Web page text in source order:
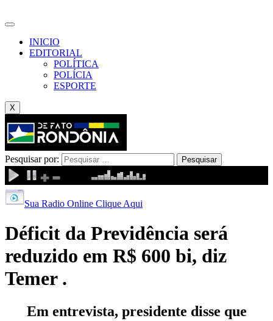
INICIO
EDITORIAL
POLÍTICA
POLÍCIA
ESPORTE
X
Pesquisar por:
Sua Radio Online Clique Aqui
Déficit da Previdência será
reduzido em R$ 600 bi, diz
Temer .
Em entrevista, presidente disse que